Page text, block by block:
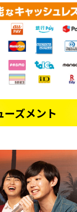
ズメント